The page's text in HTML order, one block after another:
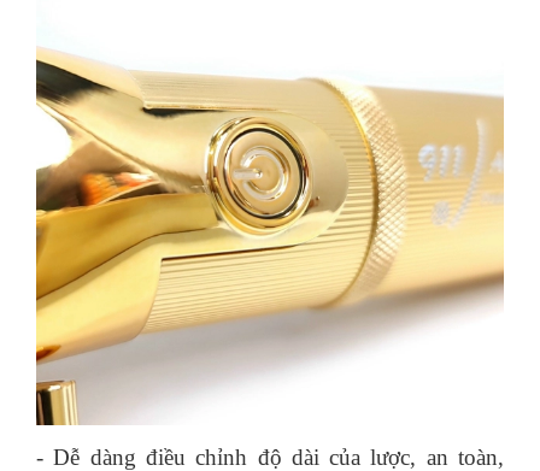
- Dễ dàng điều chỉnh độ dài của lược, an toàn,